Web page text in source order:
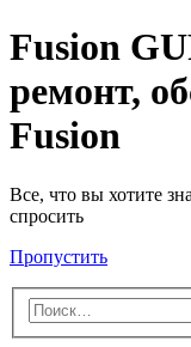
Fusion
ремонт,
Fusion
Все, что вы хотите
спросить
Пропустить